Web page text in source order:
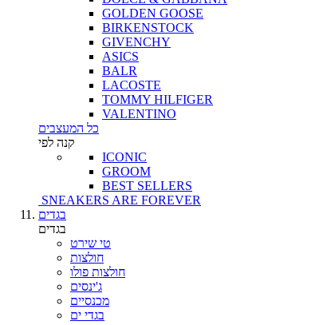
GOLDEN GOOSE
BIRKENSTOCK
GIVENCHY
ASICS
BALR
LACOSTE
TOMMY HILFIGER
VALENTINO
כל המעצבים
קנה לפי
ICONIC
GROOM
BEST SELLERS
SNEAKERS ARE FOREVER
בגדים
בגדים
טי שירט
חולצות
חולצות פולו
ג'ינסים
מכנסיים
בגדי ים